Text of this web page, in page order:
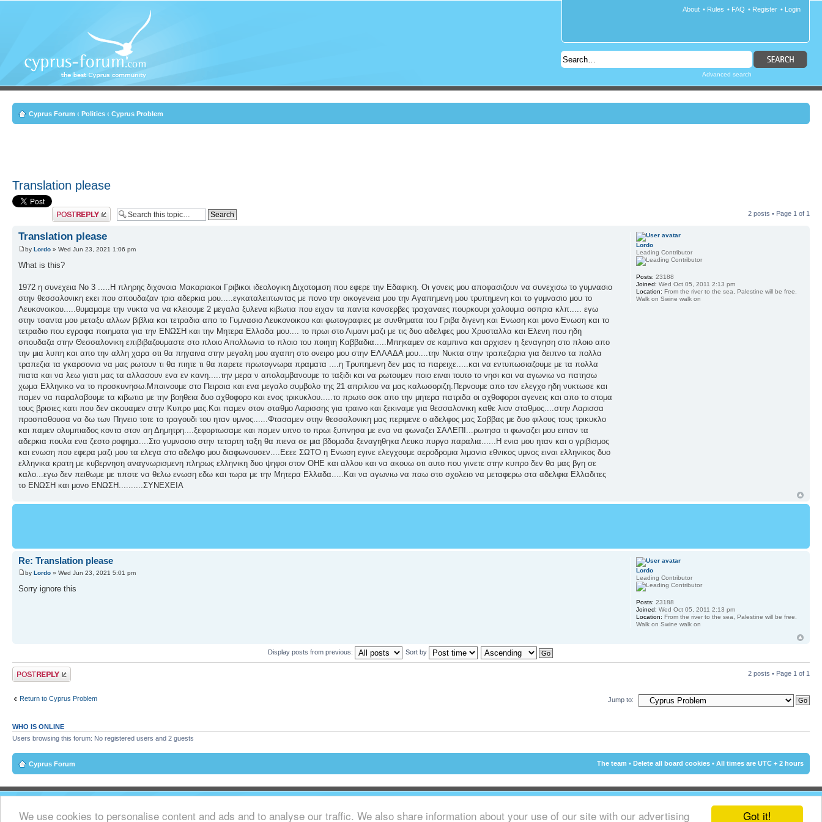
Got it!
We use cookies to personalise content and ads and to analyse our traffic. We also share information about your use of our site with our advertising
• Login
• Register
• FAQ
• Rules
About
Advanced search
Cyprus Forum ‹ Politics ‹ Cyprus Problem
Translation please
Post a reply 2 posts • Page 1 of 1
Translation please
by Lordo » Wed Jun 23, 2021 1:06 pm
What is this?
1972 η συνεχεια No 3 .....Η πληρης διχονοια Μακαριακοι Γριβικοι ιδεολογικη Διχοτομιση που εφερε την Εδαφικη. Οι γονεις μου αποφασιζουν να συνεχισω το γυμνασιο
στην θεσσαλονικη εκει που σπουδαζαν τρια αδερκια μου.....εγκαταλειπωντας με πονο την οικογενεια μου την Αγαπημενη μου τρυπημενη και το γυμνασιο μου το
Λευκονοικου.....θυμαμαμε την νυκτα να να κλειουμε 2 μεγαλα ξυλενα κιβωτια που ειχαν τα παντα κονσερβες τραχαναες πουρκουρι χαλουμια οσπρια κλπ..... εγω
στην τσαντα μου μεταξυ αλλων βιβλια και τετραδια απο το Γυμνασιο Λευκονοικου και φωτογραφιες με συνθηματα του Γριβα διγενη και Ενωση και μονο Ενωση και το
τετραδιο που εγραφα ποιηματα για την ΕΝΩΣΗ και την Μητερα Ελλαδα μου.... το πρωι στο Λιμανι μαζι με τις δυο αδελφες μου Χρυσταλλα και Ελενη που ηδη
σπουδαζα στην Θεσσαλονικη επιβιβαζουμαστε στο πλοιο Απολλωνια το πλοιο του ποιητη Καββαδια.....Μπηκαμεν σε καμπινα και αρχισεν η ξεναγηση στο πλοιο απο
την μια λυπη και απο την αλλη χαρα οτι θα πηγαινα στην μεγαλη μου αγαπη στο ονειρο μου στην ΕΛΛΑΔΑ μου....την Νυκτα στην τραπεζαρια για δειπνο τα πολλα
τραπεζια τα γκαρσονια να μας ρωτουν τι θα πιητε τι θα παρετε πρωτογνωρα πραματα ....η Τρυπημενη δεν μας τα παρειχε.....και να εντυπωσιαζουμε με τα πολλα
πιατα και να λεω γιατι μας τα αλλασουν ενα εν κανη.....την μερα ν απολαμβανουμε το ταξιδι και να ρωτουμεν ποιο ειναι τουτο το νησι και να αγωνιω να πατησω
χωμα Ελληνικο να το προσκυνησω.Μπαινουμε στο Πειραια και ενα μεγαλο συμβολο της 21 απριλιου να μας καλωσοριζη.Περνουμε απο τον ελεγχο ηδη νυκτωσε και
παμεν να παραλαβουμε τα κιβωτια με την βοηθεια δυο αχθοφορο και ενος τρικυκλου.....το πρωτο σοκ απο την μητερα πατριδα οι αχθοφοροι αγενεις και απο το στομα
τους βρισιες κατι που δεν ακουαμεν στην Κυπρο μας.Και παμεν στον σταθμο Λαρισσης για τραινο και ξεκιναμε για θεσσαλονικη καθε λιον σταθμος....στην Λαρισσα
προσπαθουσα να δω των Πηνειο τοτε το τραγουδι του ηταν υμνος......Φτασαμεν στην θεσσαλονικη μας περιμενε ο αδελφος μας Σαββας με δυο φιλους τους τρικυκλο
και παμεν ολυμπιαδος κοντα στον αη Δημητρη....ξεφορτωσαμε και παμεν υπνο το πρωι ξυπνησα με ενα να φωναζει ΣΑΛΕΠΙ...ρωτησα τι φωναζει μου ειπαν τα
αδερκια πουλα ενα ζεστο ροφημα....Στο γυμνασιο στην τεταρτη ταξη θα πιενα σε μια βδομαδα ξεναγηθηκα Λευκο πυργο παραλια......Η ενια μου ηταν και ο γριβισμος
και ενωση που εφερα μαζι μου τα ελεγα στο αδελφο μου διαφωνουσεν....Εεεε ΣΩΤΟ η Ενωση εγινε ελεγχουμε αεροδρομια λιμανια εθνικος υμνος ειναι ελληνικος δυο
ελληνικα κρατη με κυβερνηση αναγνωρισμενη πληρως ελληνικη δυο ψηφοι στον ΟΗΕ και αλλου και να ακουω οτι αυτο που γινετε στην κυπρο δεν θα μας βγη σε
καλο...εγω δεν πειθωμε με τιποτε να θελω ενωση εδω και τωρα με την Μητερα Ελλαδα.....Και να αγωνιω να παω στο σχολειο να μεταφερω στα αδελφια Ελλαδιτες
το ΕΝΩΣΗ και μονο ΕΝΩΣΗ..........ΣΥΝΕΧΕΙΑ
Lordo
Leading Contributor
Posts: 23188
Joined: Wed Oct 05, 2011 2:13 pm
Location: From the river to the sea, Palestine will be free.
Walk on Swine walk on
Re: Translation please
by Lordo » Wed Jun 23, 2021 5:01 pm
Sorry ignore this
Lordo
Leading Contributor
Posts: 23188
Joined: Wed Oct 05, 2011 2:13 pm
Location: From the river to the sea, Palestine will be free.
Walk on Swine walk on
Display posts from previous: Sort by
Post a reply 2 posts • Page 1 of 1
Return to Cyprus Problem Jump to:
WHO IS ONLINE
Users browsing this forum: No registered users and 2 guests
Cyprus Forum The team • Delete all board cookies • All times are UTC + 2 hours
© 2002 - 2015 Cyprus-Forum.com